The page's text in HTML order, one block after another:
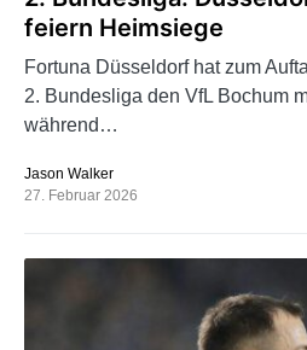
feiern Heimsiege
Fortuna Düsseldorf hat zum
2. Bundesliga den VfL Bochum
während…
Jason Walker
27. Februar 2026